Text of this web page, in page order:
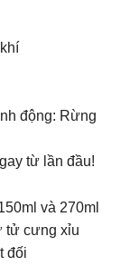
động: Rừng
từ lần đầu!
và 270ml
tử cưng xỉu
đối